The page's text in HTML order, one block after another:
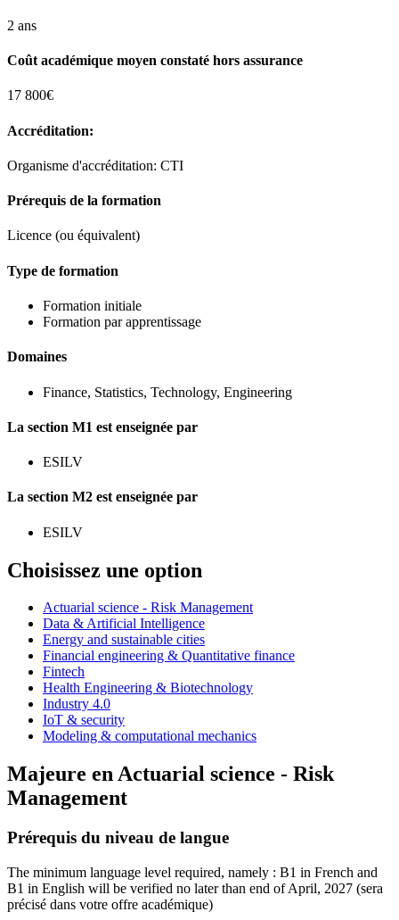
2 ans
Coût académique moyen constaté hors assurance
17 800€
Accréditation:
Organisme d'accréditation: CTI
Prérequis de la formation
Licence (ou équivalent)
Type de formation
Formation initiale
Formation par apprentissage
Domaines
Finance, Statistics, Technology, Engineering
La section M1 est enseignée par
ESILV
La section M2 est enseignée par
ESILV
Choisissez une option
Actuarial science - Risk Management
Data & Artificial Intelligence
Energy and sustainable cities
Financial engineering & Quantitative finance
Fintech
Health Engineering & Biotechnology
Industry 4.0
IoT & security
Modeling & computational mechanics
Majeure enActuarial science - Risk
Management
Prérequis du niveau de langue
The minimum language level required, namely : B1 in French and
B1 in English will be verified no later than end of April, 2027 (sera
précisé dans votre offre académique)